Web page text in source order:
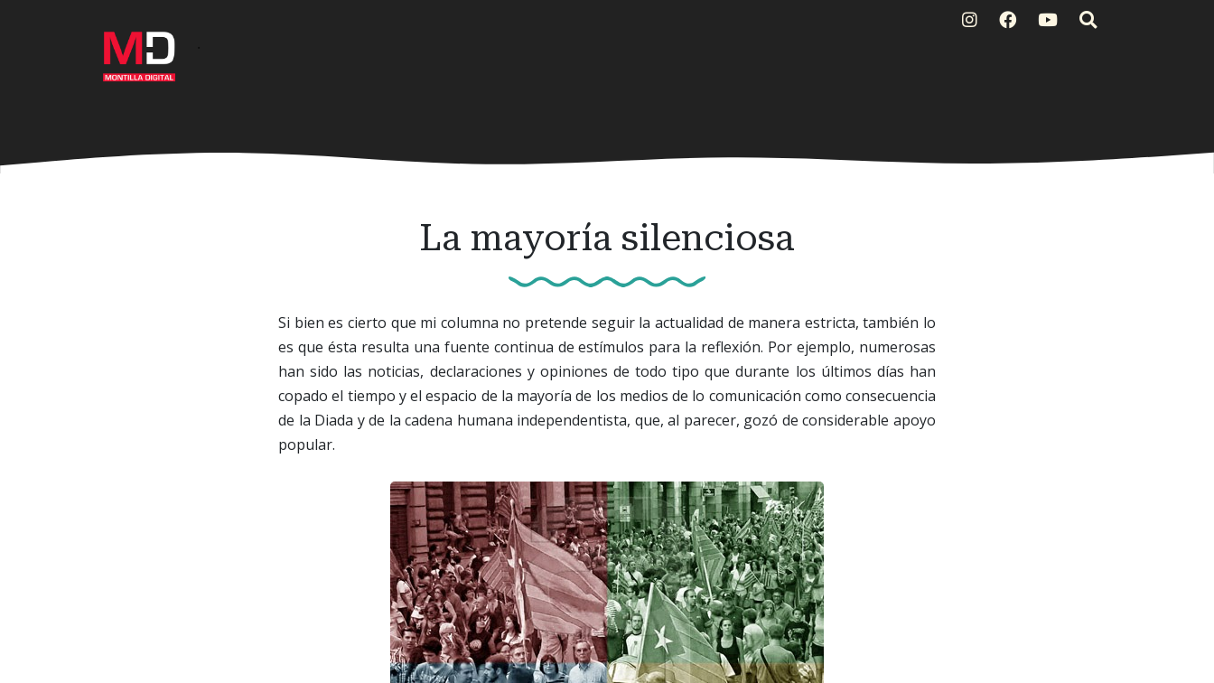
La mayoría silenciosa
Si bien es cierto que mi columna no pretende seguir la actualidad de manera estricta, también lo
es que ésta resulta una fuente continua de estímulos para la reflexión. Por ejemplo, numerosas
han sido las noticias, declaraciones y opiniones de todo tipo que durante los últimos días han
copado el tiempo y el espacio de la mayoría de los medios de lo comunicación como consecuencia
de la Diada y de la cadena humana independentista, que, al parecer, gozó de considerable apoyo
popular.